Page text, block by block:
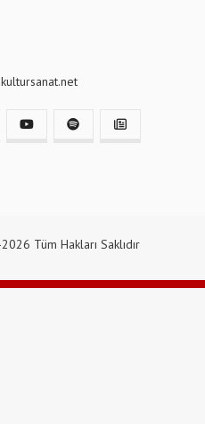
Tüm Hakları Saklıdır